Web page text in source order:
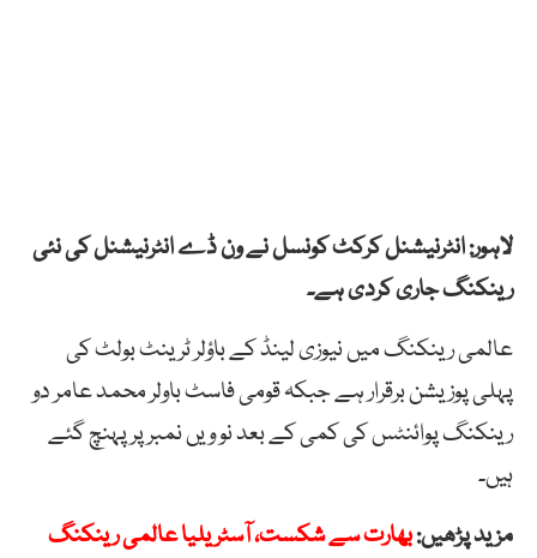
لاہور: انٹرنیشنل کرکٹ کونسل نے ون ڈے انٹرنیشنل کی نئی
رینکنگ جاری کردی ہے۔
عالمی رینکنگ میں نیوزی لینڈ کے باؤلر ٹرینٹ بولٹ کی
پہلی پوزیشن برقرار ہے جبکہ قومی فاسٹ باولر محمد عامر دو
رینکنگ پوائنٹس کی کمی کے بعد نو ویں نمبر پر پہنچ گئے
ہیں۔
مزید پڑھیں:بھارت سے شکست، آسٹریلیا عالمی رینکنگ